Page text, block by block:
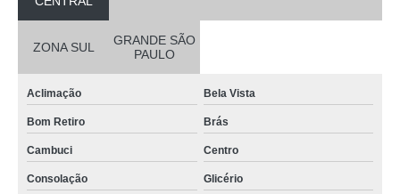
ZONA SUL
GRANDE SÃO
PAULO
Aclimação Bela Vista
Bom Retiro Brás
Cambuci Centro
Consolação Glicério